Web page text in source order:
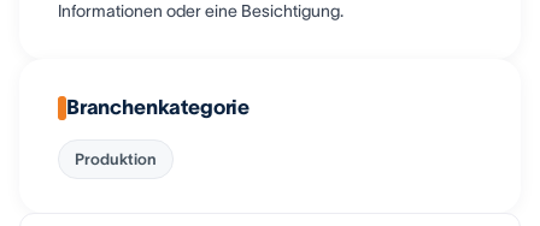
Informationen oder eine Besichtigung.
Branchenkategorie
Produktion